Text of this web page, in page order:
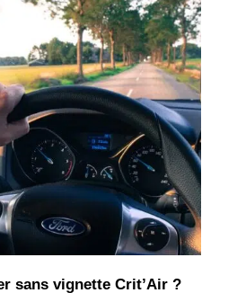
sans vignette Crit’Air ?